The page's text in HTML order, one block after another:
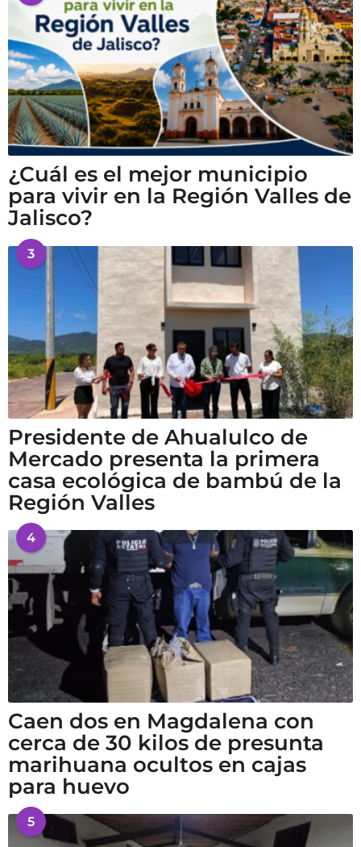
¿Cuál es el mejor municipio
para vivir en la Región Valles de
Jalisco?
3
Presidente de Ahualulco de
Mercado presenta la primera
casa ecológica de bambú de la
Región Valles
4
Caen dos en Magdalena con
cerca de 30 kilos de presunta
marihuana ocultos en cajas
para huevo
5